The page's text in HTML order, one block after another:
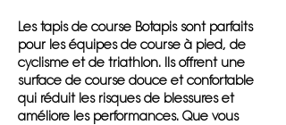
Les tapis de course Botapis sont parfaits
pour les équipes de course à pied, de
cyclisme et de triathlon. Ils offrent une
surface de course douce et confortable
qui réduit les risques de blessures et
améliore les performances. Que vous